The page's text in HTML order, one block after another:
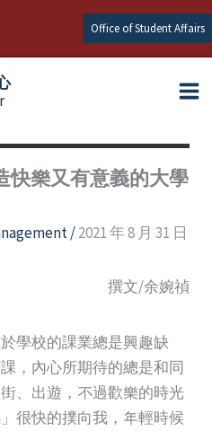
Office of Student Affairs
快樂又有意義的大學
/2021 年 8 月 31 日
撰文/余婉禎
學校的課業總是興趣缺
，內心所期待的總是和同
、出遊，不過歡樂的時光
很快的撲向我，年輕時候